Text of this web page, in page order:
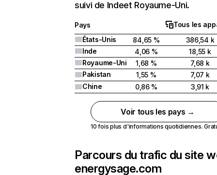
suivi de Indeet Royaume-Uni.
Pays
Tous les
États-Unis
84,65 %
386,54 k
Inde
4,06 %
18,55 k
Royaume-Uni
1,68 %
7,68 k
Pakistan
1,55 %
7,07 k
Chine
0,86 % 3,91 k
Voir tous les pays →
10 fois plus d'informations quotidiennes.
Parcours du trafic du site
energysage.com